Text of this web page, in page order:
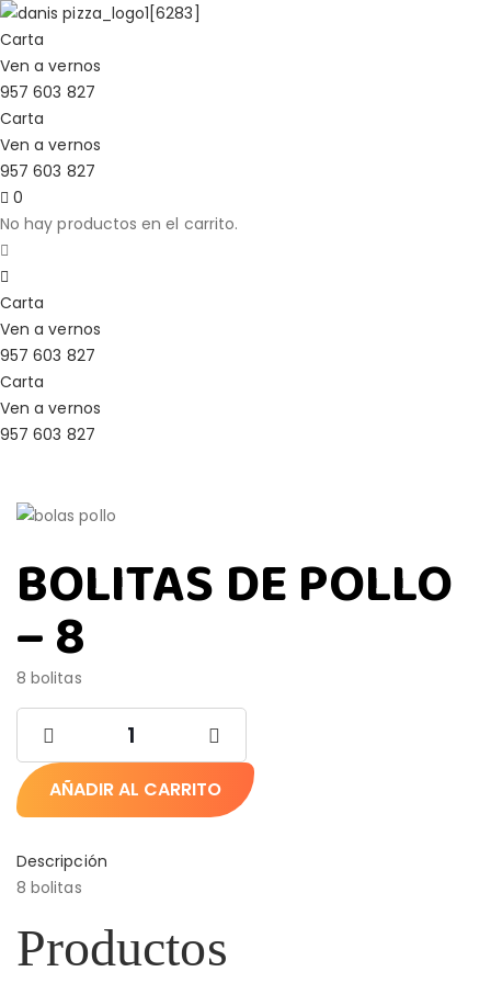
Carta
Ven a vernos
957 603 827
Carta
Ven a vernos
957 603 827
0
No hay productos en el carrito.
Carta
Ven a vernos
957 603 827
Carta
Ven a vernos
957 603 827
BOLITAS DE POLLO
– 8
8 bolitas
AÑADIR AL CARRITO
Descripción
8 bolitas
Productos